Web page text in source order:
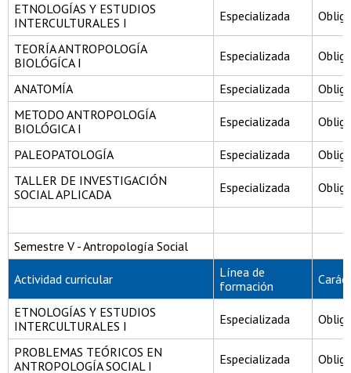
ETNOLOGÍAS Y ESTUDIOS
INTERCULTURALES I
Especializada
TEORÍA ANTROPOLOGÍA
BIOLÓGÍCA I
Especializada
ANATOMÍA Especializada
METODO ANTROPOLOGÍA
BIOLÓGICA I
Especializada
PALEOPATOLOGÍA Especializada
TALLER DE INVESTIGACIÓN
SOCIAL APLICADA
Especializada
Semestre V - Antropología Social
Actividad curricular
Línea de
formación
ETNOLOGÍAS Y ESTUDIOS
INTERCULTURALES I
Especializada
PROBLEMAS TEÓRICOS EN
ANTROPOLOGÍA SOCIAL I
Especializada